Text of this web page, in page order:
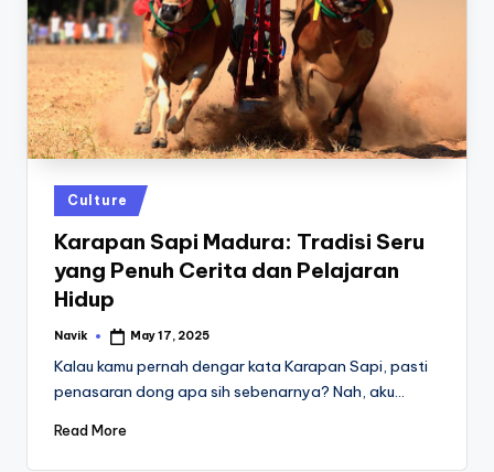
Posted
in
Culture
Karapan Sapi Madura: Tradisi Seru
yang Penuh Cerita dan Pelajaran
Hidup
Posted
Navik May 17, 2025
Kalau kamu pernah dengar kata Karapan Sapi, pasti
penasaran dong apa sih sebenarnya? Nah, aku…
Read More